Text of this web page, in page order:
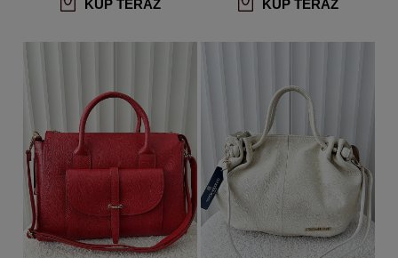
KUP TERAZ KUP TERAZ